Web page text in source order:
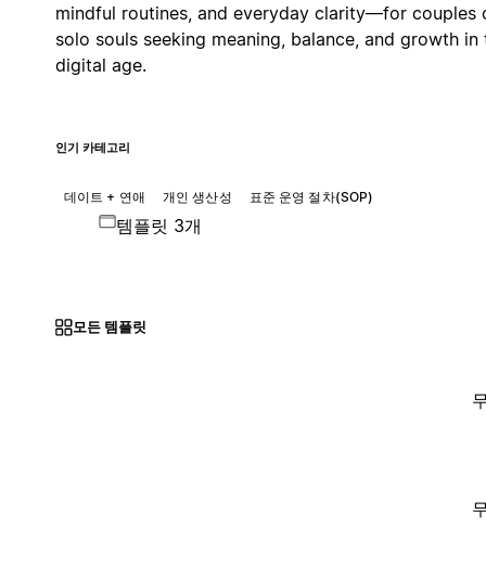
mindful routines, and everyday clarity—for couples
solo souls seeking meaning, balance, and growth in
digital age.
인기 카테고리
데이트 + 연애 개인 생산성 표준 운영 절차(SOP)
템플릿 3개
모든 템플릿